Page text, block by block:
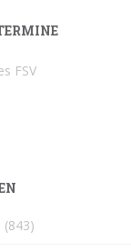
FSV
(843)